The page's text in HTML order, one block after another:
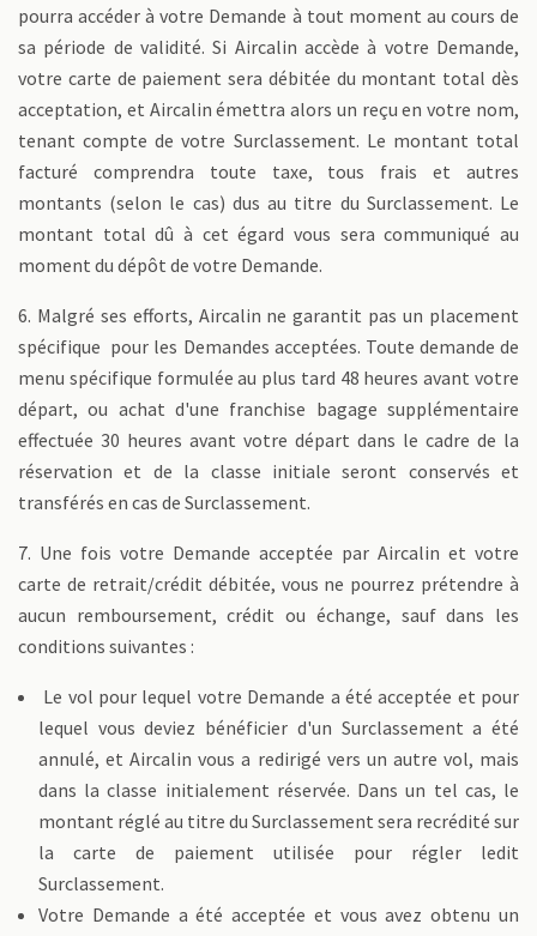
pourra accéder à votre Demande à tout moment au cours de
sa période de validité. Si Aircalin accède à votre Demande,
votre carte de paiement sera débitée du montant total dès
acceptation, et Aircalin émettra alors un reçu en votre nom,
tenant compte de votre Surclassement. Le montant total
facturé comprendra toute taxe, tous frais et autres
montants (selon le cas) dus au titre du Surclassement. Le
montant total dû à cet égard vous sera communiqué au
moment du dépôt de votre Demande.
6. Malgré ses efforts, Aircalin ne garantit pas un placement
spécifique pour les Demandes acceptées. Toute demande de
menu spécifique formulée au plus tard 48 heures avant votre
départ, ou achat d'une franchise bagage supplémentaire
effectuée 30 heures avant votre départ dans le cadre de la
réservation et de la classe initiale seront conservés et
transférés en cas de Surclassement.
7. Une fois votre Demande acceptée par Aircalin et votre
carte de retrait/crédit débitée, vous ne pourrez prétendre à
aucun remboursement, crédit ou échange, sauf dans les
conditions suivantes :
Le vol pour lequel votre Demande a été acceptée et pour
lequel vous deviez bénéficier d'un Surclassement a été
annulé, et Aircalin vous a redirigé vers un autre vol, mais
dans la classe initialement réservée. Dans un tel cas, le
montant réglé au titre du Surclassement sera recrédité sur
la carte de paiement utilisée pour régler ledit
Surclassement.
Votre Demande a été acceptée et vous avez obtenu un